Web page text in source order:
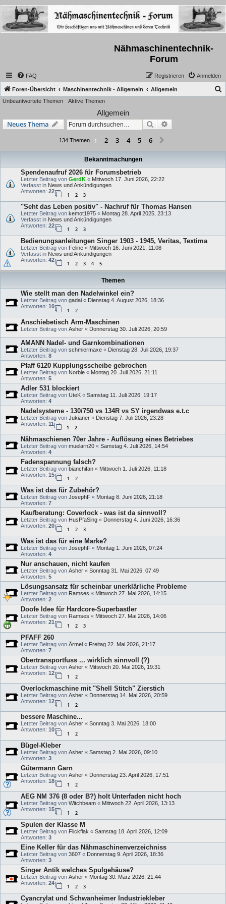
Nähmaschinentechnik-
Forum
FAQ Anmelden
Registrieren
Foren-Übersicht Maschinentechnik - Allgemein Allgemein
Unbeantwortete Themen Aktive Themen
Allgemein
Neues Thema Suche
134 Themen 1 2 3 4 5 6
Bekanntmachungen
Spendenaufruf 2026 für Forumsbetrieb
Letzter Beitrag von GerdK « Mittwoch 17. Juni 2026, 22:22
Verfasst in News und Ankündigungen
Antworten: 22
1 2 3
"Seht das Leben positiv" - Nachruf für Thomas Hansen
Letzter Beitrag von kemot1975 « Montag 28. April 2025, 23:13
Verfasst in News und Ankündigungen
Antworten: 22
1 2 3
Bedienungsanleitungen Singer 1903 - 1945, Veritas, Textima
Letzter Beitrag von Feline « Mittwoch 16. Juni 2021, 11:08
Verfasst in News und Ankündigungen
Antworten: 42
1 2 3 4 5
Themen
Wie stellt man den Nadelwinkel ein?
Letzter Beitrag von gadai « Dienstag 4. August 2026, 18:36
Antworten: 10
1 2
Anschiebetisch Arm-Maschinen
Letzter Beitrag von Asher « Donnerstag 30. Juli 2026, 20:59
AMANN Nadel- und Garnkombinationen
Letzter Beitrag von schmiermaxe « Dienstag 28. Juli 2026, 19:37
Antworten: 8
Pfaff 6120 Kupplungsscheibe gebrochen
Letzter Beitrag von Norbie « Montag 20. Juli 2026, 21:11
Antworten: 5
Adler 531 blockiert
Letzter Beitrag von UteK « Samstag 11. Juli 2026, 19:17
Antworten: 4
Nadelsysteme - 130/750 vs 134R vs SY irgendwas e.t.c
Letzter Beitrag von Jukianer « Dienstag 7. Juli 2026, 23:28
Antworten: 11
1 2
Nähmaschienen 70er Jahre - Auflösung eines Betriebes
Letzter Beitrag von muelarn20 « Samstag 4. Juli 2026, 14:54
Antworten: 4
Fadenspannung falsch?
Letzter Beitrag von bianchifan « Mittwoch 1. Juli 2026, 11:18
Antworten: 15
1 2
Was ist das für Zubehör?
Letzter Beitrag von JosephF « Montag 8. Juni 2026, 21:18
Antworten: 7
Kaufberatung: Coverlock - was ist da sinnvoll?
Letzter Beitrag von HusPfaSing « Donnerstag 4. Juni 2026, 16:36
Antworten: 20
1 2 3
Was ist das für eine Marke?
Letzter Beitrag von JosephF « Montag 1. Juni 2026, 07:24
Antworten: 4
Nur anschauen, nicht kaufen
Letzter Beitrag von Asher « Sonntag 31. Mai 2026, 07:49
Antworten: 5
Lösungsansatz für scheinbar unerklärliche Probleme
Letzter Beitrag von Ramses « Mittwoch 27. Mai 2026, 14:15
Antworten: 2
Doofe Idee für Hardcore-Superbastler
Letzter Beitrag von Ramses « Mittwoch 27. Mai 2026, 14:06
Antworten: 21
1 2 3
PFAFF 260
Letzter Beitrag von Ärmel « Freitag 22. Mai 2026, 21:17
Antworten: 7
Obertransportfuss ... wirklich sinnvoll (?)
Letzter Beitrag von Asher « Mittwoch 20. Mai 2026, 19:31
Antworten: 12
1 2
Overlockmaschine mit "Shell Stitch" Zierstich
Letzter Beitrag von Asher « Donnerstag 14. Mai 2026, 20:59
Antworten: 12
1 2
bessere Maschine...
Letzter Beitrag von Asher « Sonntag 3. Mai 2026, 18:00
Antworten: 10
1 2
Bügel-Kleber
Letzter Beitrag von Asher « Samstag 2. Mai 2026, 09:10
Antworten: 3
Gütermann Garn
Letzter Beitrag von Asher « Donnerstag 23. April 2026, 17:51
Antworten: 18
1 2
AEG NM 376 (8 oder B?) holt Unterfaden nicht hoch
Letzter Beitrag von Witchbeam « Mittwoch 22. April 2026, 13:13
Antworten: 15
1 2
Spulen der Klasse M
Letzter Beitrag von Flickflak « Samstag 18. April 2026, 12:09
Antworten: 3
Eine Keller für das Nähmaschinenverzeichniss
Letzter Beitrag von 3607 « Donnerstag 9. April 2026, 18:36
Antworten: 3
Singer Antik welches Spulgehäuse?
Letzter Beitrag von Asher « Montag 30. März 2026, 21:44
Antworten: 24
1 2 3
Cyancrylat und Schwanheimer Industriekleber